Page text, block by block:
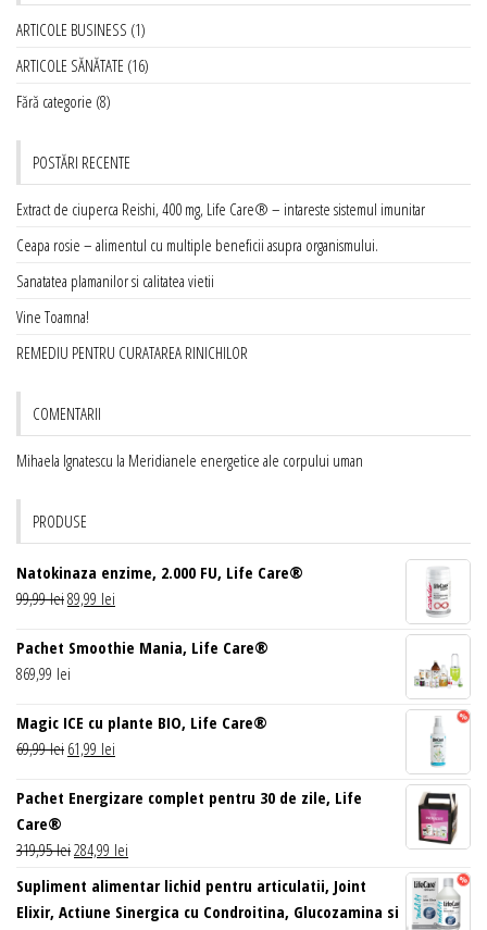
ARTICOLE BUSINESS (1)
ARTICOLE SĂNĂTATE (16)
Fără categorie (8)
POSTĂRI RECENTE
Extract de ciuperca Reishi, 400 mg, Life Care® – intareste sistemul imunitar
Ceapa rosie – alimentul cu multiple beneficii asupra organismului.
Sanatatea plamanilor si calitatea vietii
Vine Toamna!
REMEDIU PENTRU CURATAREA RINICHILOR
COMENTARII
Mihaela Ignatescu la Meridianele energetice ale corpului uman
PRODUSE
Natokinaza enzime, 2.000 FU, Life Care®
99,99leiPrețul
a
fost:
89,99 lei
este:
Pachet Smoothie Mania, Life Care®
869,99 lei
Magic ICE cu plante BIO, Life Care®
69,99lei Prețul
a
69,99 lei.
61,99 lei
este:
Pachet Energizare complet pentru 30 de zile, Life
Care®
319,95leiPrețul
inițial
284,99 lei
Supliment alimentar lichid pentru articulatii, Joint
Elixir, Actiune Sinergica cu Condroitina, Glucozamina si